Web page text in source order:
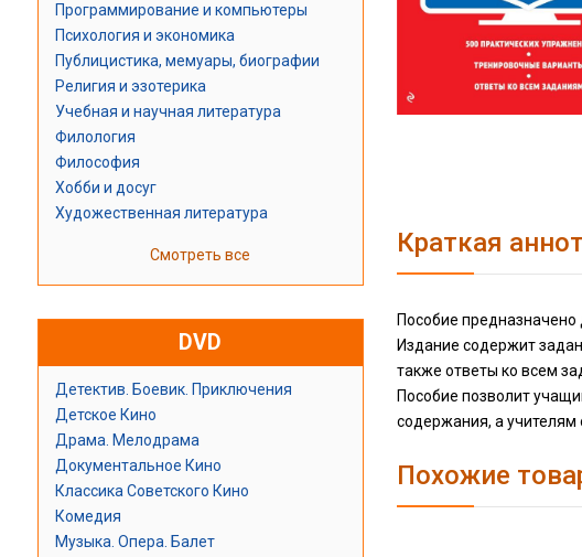
Программирование и компьютеры
Психология и экономика
Публицистика, мемуары, биографии
Религия и эзотерика
Учебная и научная литература
Филология
Философия
Хобби и досуг
Художественная литература
Смотреть все
DVD
Детектив. Боевик. Приключения
Детское Кино
Драма. Мелодрама
Документальное Кино
Классика Советского Кино
Комедия
Музыка. Опера. Балет
Краткая
Пособие предназначено
Издание содержит
также ответы ко всем
Пособие позволит
содержания, а учителям
Похожие